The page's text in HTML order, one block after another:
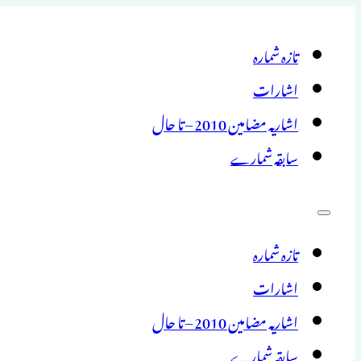
تازہ شمارہ
اشارات
اشاریہ مضامین 2010 – تا حال
سابقہ شمارے
تازہ شمارہ
اشارات
اشاریہ مضامین 2010 – تا حال
سابقہ شمارے